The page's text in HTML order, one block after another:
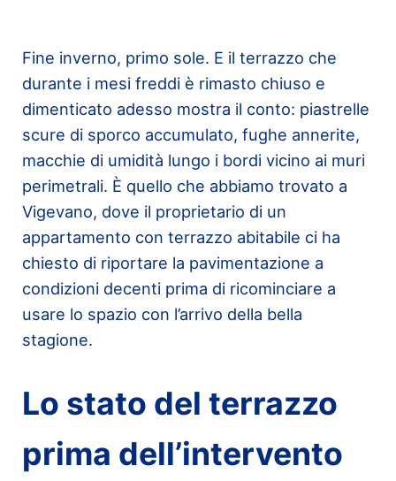
Fine inverno, primo sole. E il terrazzo che
durante i mesi freddi è rimasto chiuso e
dimenticato adesso mostra il conto: piastrelle
scure di sporco accumulato, fughe annerite,
macchie di umidità lungo i bordi vicino ai muri
perimetrali. È quello che abbiamo trovato a
Vigevano, dove il proprietario di un
appartamento con terrazzo abitabile ci ha
chiesto di riportare la pavimentazione a
condizioni decenti prima di ricominciare a
usare lo spazio con l’arrivo della bella
stagione.
Lo stato del terrazzo
prima dell’intervento